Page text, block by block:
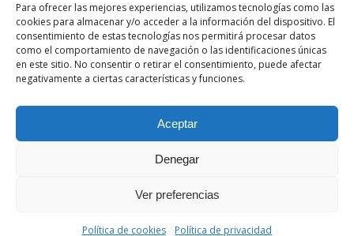
Para ofrecer las mejores experiencias, utilizamos tecnologías como las
cookies para almacenar y/o acceder a la información del dispositivo. El
consentimiento de estas tecnologías nos permitirá procesar datos
como el comportamiento de navegación o las identificaciones únicas
en este sitio. No consentir o retirar el consentimiento, puede afectar
negativamente a ciertas características y funciones.
Aceptar
Denegar
Ver preferencias
Política de cookies Política de privacidad
Política de cookies
Aviso legal
Canal ético
SÍGUENOS EN
ComarcalEcommerce